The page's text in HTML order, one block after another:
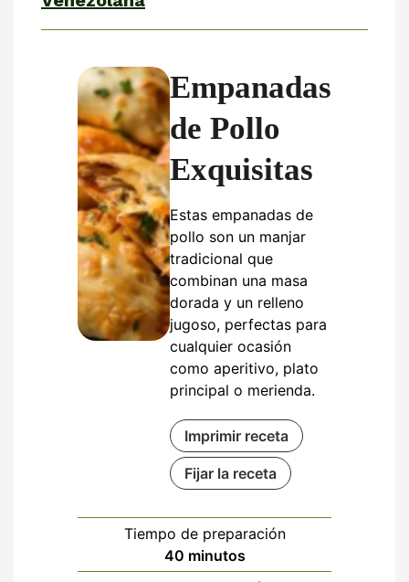
Empanadas
de Pollo
Exquisitas
Estas empanadas de
pollo son un manjar
tradicional que
combinan una masa
dorada y un relleno
jugoso, perfectas para
cualquier ocasión
como aperitivo, plato
principal o merienda.
Imprimir receta
Fijar la receta
Tiempo de preparación
40minutos
minutos